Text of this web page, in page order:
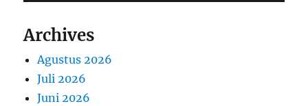
Archives
Agustus 2026
Juli 2026
Juni 2026